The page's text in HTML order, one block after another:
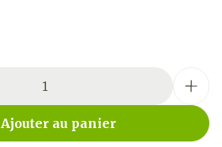
Ajouter au panier